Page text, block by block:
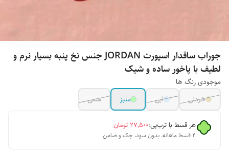
جوراب ساقدار اسپورت JORDAN جنس نخ پنبه بسیار نرم و
لطیف با پاخور ساده و شیک
موجودی رنگ ها
خردلی
آبی سبز مسی
هر قسط با ترب‌پی:۲۷٬۵۰۰ تومان
۴ قسط ماهانه. بدون سود، چک و ضامن.